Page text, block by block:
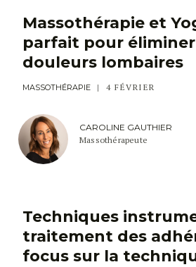
Massothérapie et
parfait pour
douleurs lombaires
MASSOTHÉRAPIE 4 FÉVRIER
CAROLINE GAUTHIER
Massothérapeute
Techniques
traitement des
focus sur la